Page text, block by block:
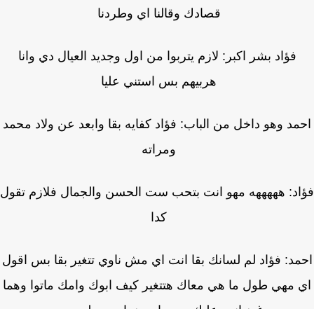
قصادك وقالنا اي وطردنا
فؤاد بشر اكبر: لازم يتربوا من اول وجديد العيال دي وانا
هربيهم بس استني عليا
وهو داخل من الباب: فؤاد كفايه بقا وابعد عن ولاد محمد
ومراته
هههههه مهو انت بتحب ست الحسن والجمال فلازم تقول
كدا
فؤاد لم لسانك بقا انت اي مش ناوي تتغير بقا بس اقول
مهي طول ما هي معاك هتتغير كيف ابوك وامك ماتوا وهما